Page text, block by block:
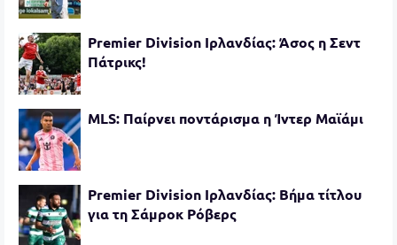
Premier Division Ιρλανδίας: Άσος η Σεντ
Πάτρικς!
MLS: Παίρνει ποντάρισμα η Ίντερ Μαϊάμι
Premier Division Ιρλανδίας: Βήμα τίτλου
για τη Σάμροκ Ρόβερς